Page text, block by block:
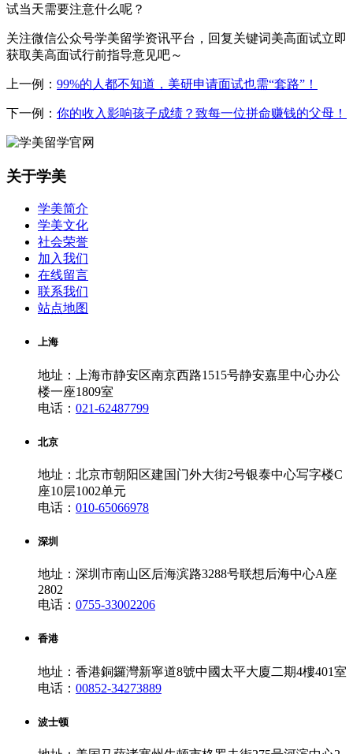
试当天需要注意什么呢？
关注微信公众号学美留学资讯平台，回复关键词美高面试立即
获取美高面试行前指导意见吧～
上一例： 99%的人都不知道，美研申请面试也需“套路”！
下一例： 你的收入影响孩子成绩？致每一位拼命赚钱的父母！
关于学美
学美简介
学美文化
社会荣誉
加入我们
在线留言
联系我们
站点地图
上海
地址：上海市静安区南京西路1515号静安嘉里中心办公
楼一座1809室
电话： 021-62487799
北京
地址：北京市朝阳区建国门外大街2号银泰中心写字楼C
座10层1002单元
电话： 010-65066978
深圳
地址：深圳市南山区后海滨路3288号联想后海中心A座
2802
电话： 0755-33002206
香港
地址：香港銅鑼灣新寧道8號中國太平大廈二期4樓401室
电话： 00852-34273889
波士顿